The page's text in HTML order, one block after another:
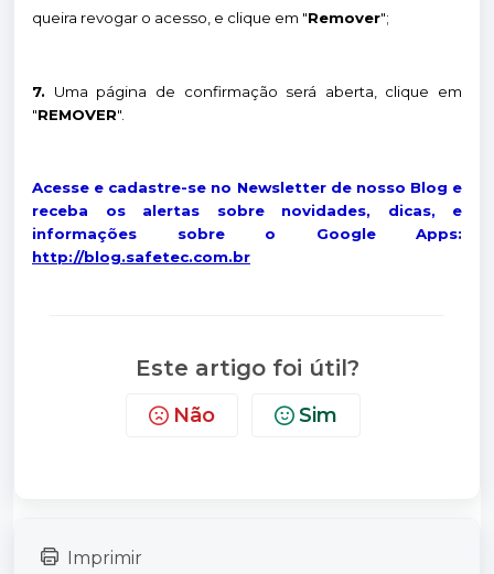
queira revogar o acesso, e clique em "Remover";
7. Uma página de confirmação será aberta, clique em
"REMOVER".
Acesse e cadastre-se no Newsletter de nosso Blog e
receba os alertas sobre novidades, dicas, e
informações sobre o Google Apps:
http://blog.safetec.com.br
Este artigo foi útil?
Não Sim
Imprimir